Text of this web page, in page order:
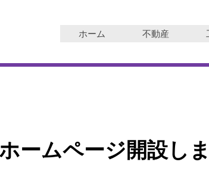
ホーム 不動産
ームページ開設し